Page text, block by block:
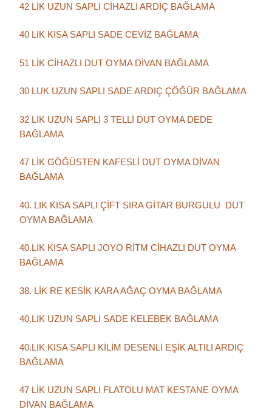
42 LİK UZUN SAPLI CİHAZLI ARDIÇ BAĞLAMA
40 LIK KISA SAPLI SADE CEVİZ BAĞLAMA
51 LİK CİHAZLI DUT OYMA DİVAN BAĞLAMA
30 LUK UZUN SAPLI SADE ARDIÇ ÇÖĞÜR BAĞLAMA
32 LİK UZUN SAPLI 3 TELLİ DUT OYMA DEDE
BAĞLAMA
47 LİK GÖĞÜSTEN KAFESLİ DUT OYMA DİVAN
BAĞLAMA
40. LIK KISA SAPLI ÇİFT SIRA GİTAR BURGULU DUT
OYMA BAĞLAMA
40.LIK KISA SAPLI JOYO RİTM CİHAZLI DUT OYMA
BAĞLAMA
38. LİK RE KESİK KARA AĞAÇ OYMA BAĞLAMA
40.LIK UZUN SAPLI SADE KELEBEK BAĞLAMA
40.LIK KISA SAPLI KİLİM DESENLİ EŞİK ALTILI ARDIÇ
BAĞLAMA
47 LİK UZUN SAPLI FLATOLU MAT KESTANE OYMA
DİVAN BAĞLAMA